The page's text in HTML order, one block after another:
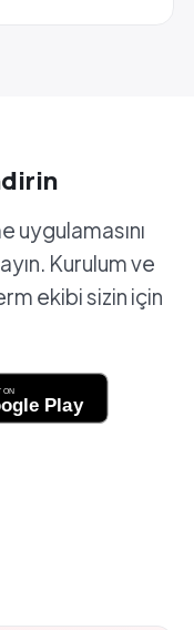
Kurulum ve
ekibi sizin için